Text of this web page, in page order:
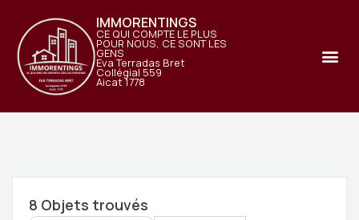
IMMORENTINGS
CE QUI COMPTE LE PLUS
POUR NOUS, CE SONT LES
GENS
Eva Terradas Bret
Collégial 559
Aicat 1778
8 Objets trouvés